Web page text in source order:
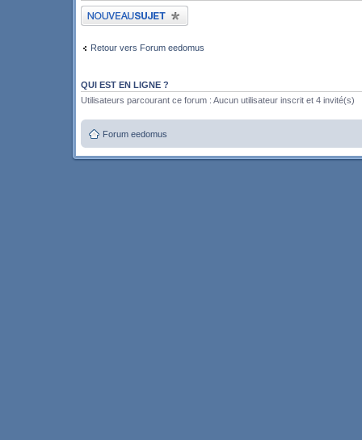
Publier un nouveau sujet
Retour vers Forum eedomus
QUI EST EN LIGNE ?
Utilisateurs parcourant ce forum : Aucun utilisateur inscrit et 4 invité(s)
Forum eedomus